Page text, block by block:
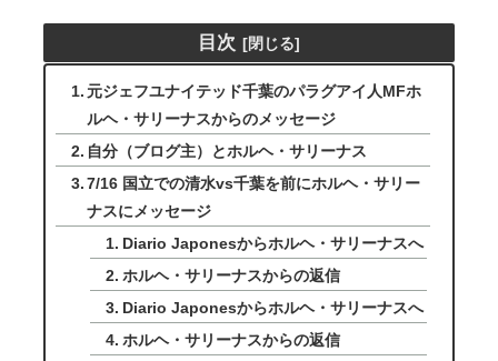
目次
元ジェフユナイテッド千葉のパラグアイ人MFホ
ルヘ・サリーナスからのメッセージ
自分（ブログ主）とホルヘ・サリーナス
7/16 国立での清水vs千葉を前にホルヘ・サリー
ナスにメッセージ
Diario Japonesからホルヘ・サリーナスへ
ホルヘ・サリーナスからの返信
Diario Japonesからホルヘ・サリーナスへ
ホルヘ・サリーナスからの返信